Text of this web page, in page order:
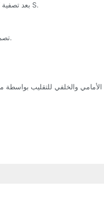
4. بعد تصفية كعكة الترشيح، وبسبب الكثافة العالية لكعكة الترشيح، يمكن كشط كعكة الترشيح وفصلها عن طريق القطع العكسي ورفع المجداف على شكل حرف S.
6. تصميم الهيكل والأسطوانة غير قابل للفصل، ويتم وضع الشبكة الداعمة ولوحة التثقيب على الهيكل لتسهيل تدفق السائل، ولتسهيل تركيب قماش الترشيح.